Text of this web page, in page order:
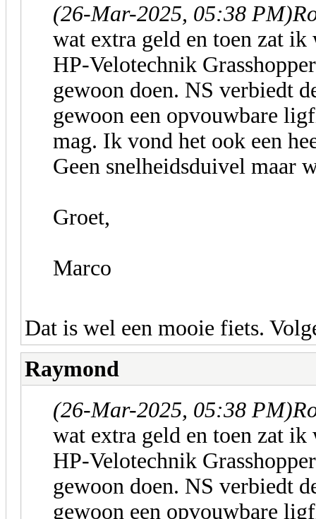
(26-Mar-2025, 05:38 PM)
wat extra geld en toen zat
HP-Velotechnik
gewoon doen. NS verbiedt
gewoon een opvouwbare
mag. Ik vond het ook een
Geen snelheidsduivel maar
Groet,
Marco
Dat is wel een mooie fiets.
Raymond
(26-Mar-2025, 05:38 PM)
wat extra geld en toen zat
HP-Velotechnik
gewoon doen. NS verbiedt
gewoon een opvouwbare